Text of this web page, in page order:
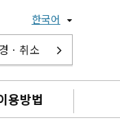
한국어
ㆍ취소
용방법